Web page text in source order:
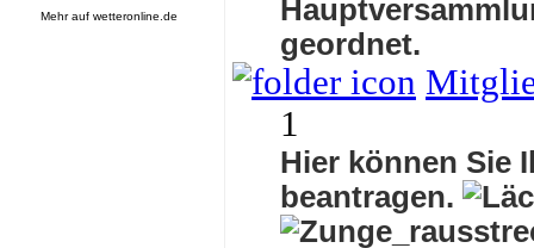
Mehr aufwetteronline.de
geordnet.
1
Hier können Sie
beantragen.